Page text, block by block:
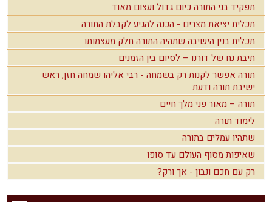
תפקיד בני התורה כיום גדול ועצום מאוד
תכלית יציאת מצרים - הכנה להגיע לקבלת התורה
תכלית בנין הישיבה שתהיה התורה חלק מעצמותו
תיבת נח של דורנו – לסיום בין הזמנים
תורה אפשר לקנות רק בשמחה - רבי אליהו שמחה חזן, ראש
ישיבת תורה ודעת
תורה – מאור פני מלך חיים
לימוד תורה
שתהיו עמלים בתורה
שאיפות מסוף העולם עד סופו
רק עם חכם ונבון - אך ורק?